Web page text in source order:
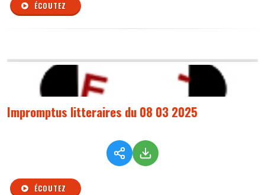
ÉCOUTEZ
Impromptus litteraires du 08 03 2025
ÉCOUTEZ